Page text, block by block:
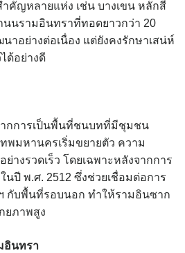
คัญหลายแห่ง เช่น บางเขน หลักสี่
นนรามอินทราที่ทอดยาวกว่า 20
าอย่างต่อเนื่อง แต่ยังคงรักษาเสน่ห์
ด้อย่างดี
กการเป็นพื้นที่ชนบทที่มีชุมชน
ทพมหานครเริ่มขยายตัว ความ
งรวดเร็ว โดยเฉพาะหลังจากการ
ปี พ.ศ. 2512 ซึ่งช่วยเชื่อมต่อการ
กับพื้นที่รอบนอก ทำให้รามอินซาก
ยภาพสูง
อินทรา